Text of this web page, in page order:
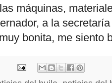
máquinas,
a la
bonita, me siento